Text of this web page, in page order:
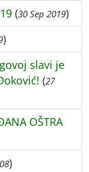
(30 Sep 2019)
)
slavi je
(27
OŠTRA
)